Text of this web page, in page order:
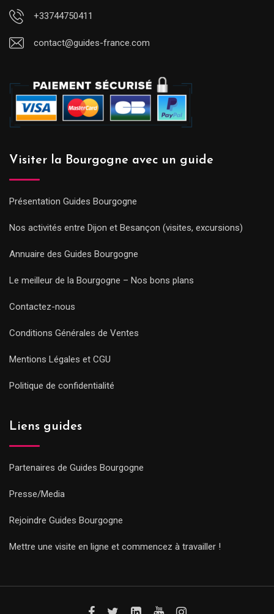
+33744750411
contact@guides-france.com
Visiter la Bourgogne avec un guide
Présentation Guides Bourgogne
Nos activités entre Dijon et Besançon (visites, excursions)
Annuaire des Guides Bourgogne
Le meilleur de la Bourgogne – Nos bons plans
Contactez-nous
Conditions Générales de Ventes
Mentions Légales et CGU
Politique de confidentialité
Liens guides
Partenaires de Guides Bourgogne
Presse/Media
Rejoindre Guides Bourgogne
Mettre une visite en ligne et commencez à travailler !